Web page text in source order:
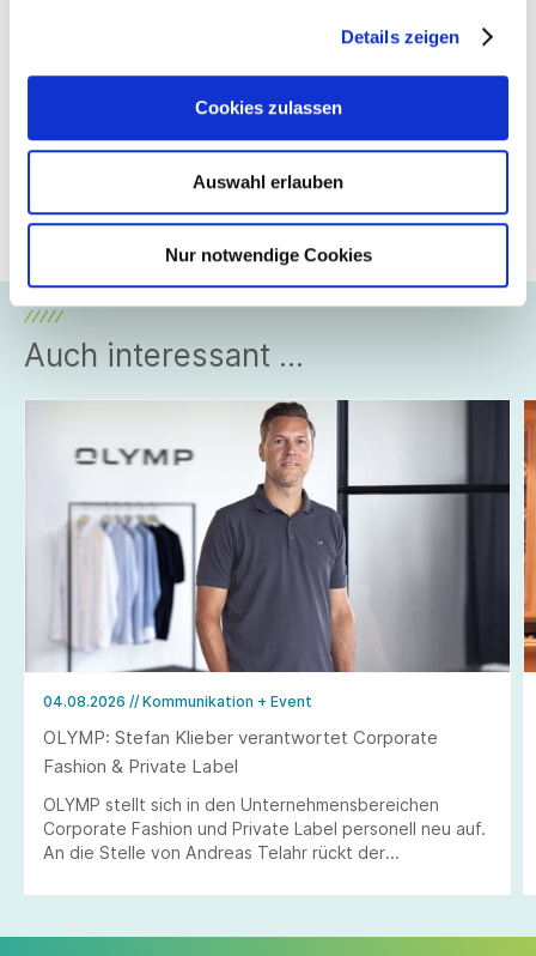
Details zeigen
Cookies zulassen
Auswahl erlauben
Nur notwendige Cookies
Camila gegründete „Just Keep Livin Foundation“ hat es sich
zur Aufgabe gemacht, High-School-Schüler in dieser
kritischen Lebensphase zu stärken und zu motivieren, ein
eine bessere Zukunft zu treffen. Daneben vermarktet das
Ehepaar mitPantalones Tequilaeinen mehrfach
McConaughey ist außerdem Mitbesitzer der Fußballklubs
Austin FC, der in der Major League Soccer (MLS) spielt – der
Auch interessant ...
04.08.2026 // Kommunikation + Event
OLYMP: Stefan Klieber verantwortet Corporate
Fashion & Private Label
OLYMP stellt sich in den Unternehmensbereichen
Corporate Fashion und Private Label personell neu auf.
An die Stelle von Andreas Telahr rückt der
Geschäftseinheiten Corporate Fashion und Private